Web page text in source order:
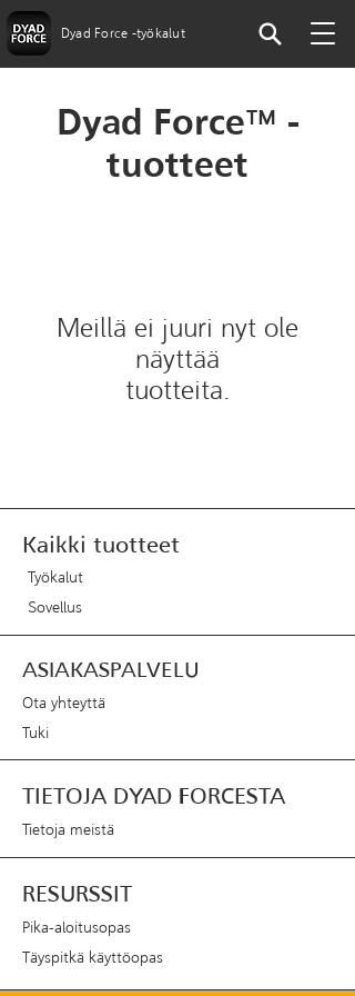
Dyad Force -työkalut
Dyad Force™ -
tuotteet
Meillä ei juuri nyt ole
näyttää
tuotteita.
Kaikki tuotteet
Työkalut
Sovellus
ASIAKASPALVELU
Ota yhteyttä
Tuki
TIETOJA DYAD FORCESTA
Tietoja meistä
RESURSSIT
Pika-aloitusopas
Täyspitkä käyttöopas